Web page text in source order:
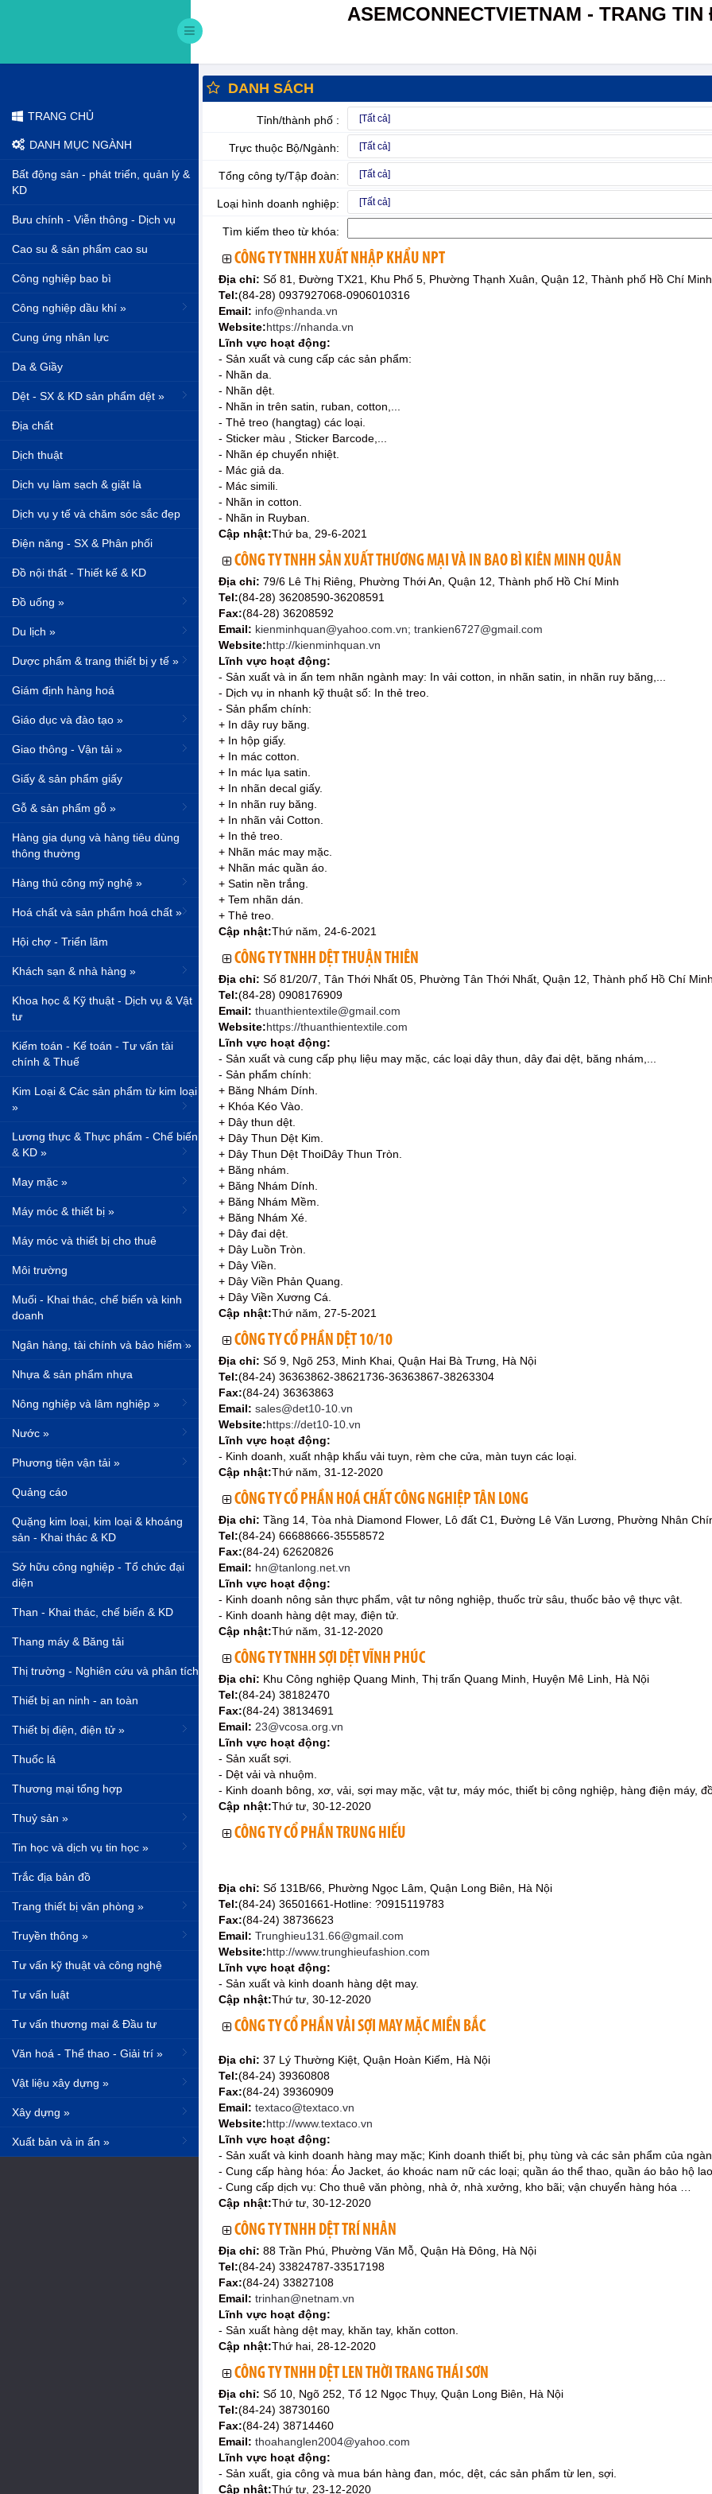
ASEMCONNECTVIETNAM - TRANG
TRANG CHỦ
DANH MỤC NGÀNH
Bất động sản - phát triển, quản lý &
KD
Bưu chính - Viễn thông - Dịch vụ
Cao su & sản phẩm cao su
Công nghiệp bao bì
Công nghiệp dầu khí »
Cung ứng nhân lực
Da & Giầy
Dệt - SX & KD sản phẩm dệt »
Địa chất
Dịch thuật
Dịch vụ làm sạch & giặt là
Dịch vụ y tế và chăm sóc sắc đẹp
Điện năng - SX & Phân phối
Đồ nội thất - Thiết kế & KD
Đồ uống »
Du lịch »
Dược phẩm & trang thiết bị y tế »
Giám định hàng hoá
Giáo dục và đào tạo »
Giao thông - Vận tải »
Giấy & sản phẩm giấy
Gỗ & sản phẩm gỗ »
Hàng gia dụng và hàng tiêu dùng
thông thường
Hàng thủ công mỹ nghệ »
Hoá chất và sản phẩm hoá chất »
Hội chợ - Triển lãm
Khách sạn & nhà hàng »
Khoa học & Kỹ thuật - Dịch vụ & Vật
tư
Kiểm toán - Kế toán - Tư vấn tài
chính & Thuế
Kim Loại & Các sản phẩm từ kim loại
»
Lương thực & Thực phẩm - Chế biến
& KD »
May mặc »
Máy móc & thiết bị »
Máy móc và thiết bị cho thuê
Môi trường
Muối - Khai thác, chế biến và kinh
doanh
Ngân hàng, tài chính và bảo hiểm »
Nhựa & sản phẩm nhựa
Nông nghiệp và lâm nghiệp »
Nước »
Phương tiện vận tải »
Quảng cáo
Quặng kim loại, kim loại & khoáng
sản - Khai thác & KD
Sở hữu công nghiệp - Tổ chức đại
diện
Than - Khai thác, chế biến & KD
Thang máy & Băng tải
Thị trường - Nghiên cứu và phân tích
Thiết bị an ninh - an toàn
Thiết bị điện, điện tử »
Thuốc lá
Thương mại tổng hợp
Thuỷ sản »
Tin học và dịch vụ tin học »
Trắc địa bản đồ
Trang thiết bị văn phòng »
Truyền thông »
Tư vấn kỹ thuật và công nghệ
Tư vấn luật
Tư vấn thương mại & Đầu tư
Văn hoá - Thể thao - Giải trí »
Vật liệu xây dựng »
Xây dựng »
Xuất bản và in ấn »
DANH SÁCH
Tỉnh/thành phố :
Trực thuộc Bộ/Ngành:
Tổng công ty/Tập đoàn:
Loại hình doanh nghiệp:
Tìm kiếm theo từ khóa:
CÔNG TY TNHH XUẤT NHẬP KHẨU NPT
Địa chỉ: Số 81, Đường TX21, Khu Phố 5, Phường Thạnh Xuân, Quận 12, Thành phố Hồ Chí Minh
Tel:(84-28) 0937927068-0906010316
Email: info@nhanda.vn
Website:https://nhanda.vn
Lĩnh vực hoạt động:
- Sản xuất và cung cấp các sản phẩm:
- Nhãn da.
- Nhãn dệt.
- Nhãn in trên satin, ruban, cotton,...
- Thẻ treo (hangtag) các loại.
- Sticker màu , Sticker Barcode,...
- Nhãn ép chuyển nhiệt.
- Mác giả da.
- Mác simili.
- Nhãn in cotton.
- Nhãn in Ruyban.
Cập nhật:Thứ ba, 29-6-2021
CÔNG TY TNHH SẢN XUẤT THƯƠNG MẠI VÀ IN BAO BÌ KIÊN MINH QUÂN
Địa chỉ: 79/6 Lê Thị Riêng, Phường Thới An, Quận 12, Thành phố Hồ Chí Minh
Tel:(84-28) 36208590-36208591
Fax:(84-28) 36208592
Email: kienminhquan@yahoo.com.vn; trankien6727@gmail.com
Website:http://kienminhquan.vn
Lĩnh vực hoạt động:
- Sản xuất và in ấn tem nhãn ngành may: In vải cotton, in nhãn satin, in nhãn ruy băng,...
- Dịch vụ in nhanh kỹ thuật số: In thẻ treo.
- Sản phẩm chính:
+ In dây ruy băng.
+ In hộp giấy.
+ In mác cotton.
+ In mác lụa satin.
+ In nhãn decal giấy.
+ In nhãn ruy băng.
+ In nhãn vải Cotton.
+ In thẻ treo.
+ Nhãn mác may mặc.
+ Nhãn mác quần áo.
+ Satin nền trắng.
+ Tem nhãn dán.
+ Thẻ treo.
Cập nhật:Thứ năm, 24-6-2021
CÔNG TY TNHH DỆT THUẬN THIÊN
Địa chỉ: Số 81/20/7, Tân Thới Nhất 05, Phường Tân Thới Nhất, Quận 12, Thành phố Hồ Chí
Tel:(84-28) 0908176909
Email: thuanthientextile@gmail.com
Website:https://thuanthientextile.com
Lĩnh vực hoạt động:
- Sản xuất và cung cấp phụ liệu may mặc, các loại dây thun, dây đai dệt, băng nhám,...
- Sản phẩm chính:
+ Băng Nhám Dính.
+ Khóa Kéo Vào.
+ Dây thun dệt.
+ Dây Thun Dệt Kim.
+ Dây Thun Dệt ThoiDây Thun Tròn.
+ Băng nhám.
+ Băng Nhám Dính.
+ Băng Nhám Mềm.
+ Băng Nhám Xé.
+ Dây đai dệt.
+ Dây Luồn Tròn.
+ Dây Viền.
+ Dây Viền Phản Quang.
+ Dây Viền Xương Cá.
Cập nhật:Thứ năm, 27-5-2021
CÔNG TY CỔ PHẦN DỆT 10/10
Địa chỉ: Số 9, Ngõ 253, Minh Khai, Quận Hai Bà Trưng, Hà Nội
Tel:(84-24) 36363862-38621736-36363867-38263304
Fax:(84-24) 36363863
Email: sales@det10-10.vn
Website:https://det10-10.vn
Lĩnh vực hoạt động:
- Kinh doanh, xuất nhập khẩu vải tuyn, rèm che cửa, màn tuyn các loại.
Cập nhật:Thứ năm, 31-12-2020
CÔNG TY CỔ PHẦN HOÁ CHẤT CÔNG NGHIỆP TÂN LONG
Địa chỉ: Tầng 14, Tòa nhà Diamond Flower, Lô đất C1, Đường Lê Văn Lương, Phường Nhân
Tel:(84-24) 66688666-35558572
Fax:(84-24) 62620826
Email: hn@tanlong.net.vn
Lĩnh vực hoạt động:
- Kinh doanh nông sản thực phẩm, vật tư nông nghiệp, thuốc trừ sâu, thuốc bảo vệ thực vật.
- Kinh doanh hàng dệt may, điện tử.
Cập nhật:Thứ năm, 31-12-2020
CÔNG TY TNHH SỢI DỆT VĨNH PHÚC
Địa chỉ: Khu Công nghiệp Quang Minh, Thị trấn Quang Minh, Huyện Mê Linh, Hà Nội
Tel:(84-24) 38182470
Fax:(84-24) 38134691
Email: 23@vcosa.org.vn
Lĩnh vực hoạt động:
- Sản xuất sợi.
- Dệt vải và nhuộm.
- Kinh doanh bông, xơ, vải, sợi may mặc, vật tư, máy móc, thiết bị công nghiệp, hàng điện máy,
Cập nhật:Thứ tư, 30-12-2020
CÔNG TY CỔ PHẦN TRUNG HIẾU
Địa chỉ: Số 131B/66, Phường Ngọc Lâm, Quận Long Biên, Hà Nội
Tel:(84-24) 36501661-Hotline: ?0915119783
Fax:(84-24) 38736623
Email: Trunghieu131.66@gmail.com
Website:http://www.trunghieufashion.com
Lĩnh vực hoạt động:
- Sản xuất và kinh doanh hàng dệt may.
Cập nhật:Thứ tư, 30-12-2020
CÔNG TY CỔ PHẦN VẢI SỢI MAY MẶC MIỀN BẮC
Địa chỉ: 37 Lý Thường Kiệt, Quận Hoàn Kiếm, Hà Nội
Tel:(84-24) 39360808
Fax:(84-24) 39360909
Email: textaco@textaco.vn
Website:http://www.textaco.vn
Lĩnh vực hoạt động:
- Sản xuất và kinh doanh hàng may mặc; Kinh doanh thiết bị, phụ tùng và các sản phẩm của
- Cung cấp hàng hóa: Áo Jacket, áo khoác nam nữ các loại; quần áo thể thao, quần áo bảo hộ
- Cung cấp dịch vụ: Cho thuê văn phòng, nhà ở, nhà xưởng, kho bãi; vận chuyển hàng hóa …
Cập nhật:Thứ tư, 30-12-2020
CÔNG TY TNHH DỆT TRÍ NHÂN
Địa chỉ: 88 Trần Phú, Phường Văn Mỗ, Quận Hà Đông, Hà Nội
Tel:(84-24) 33824787-33517198
Fax:(84-24) 33827108
Email: trinhan@netnam.vn
Lĩnh vực hoạt động:
- Sản xuất hàng dệt may, khăn tay, khăn cotton.
Cập nhật:Thứ hai, 28-12-2020
CÔNG TY TNHH DỆT LEN THỜI TRANG THÁI SƠN
Địa chỉ: Số 10, Ngõ 252, Tổ 12 Ngọc Thụy, Quận Long Biên, Hà Nội
Tel:(84-24) 38730160
Fax:(84-24) 38714460
Email: thoahanglen2004@yahoo.com
Lĩnh vực hoạt động:
- Sản xuất, gia công và mua bán hàng đan, móc, dệt, các sản phẩm từ len, sợi.
Cập nhật:Thứ tư, 23-12-2020